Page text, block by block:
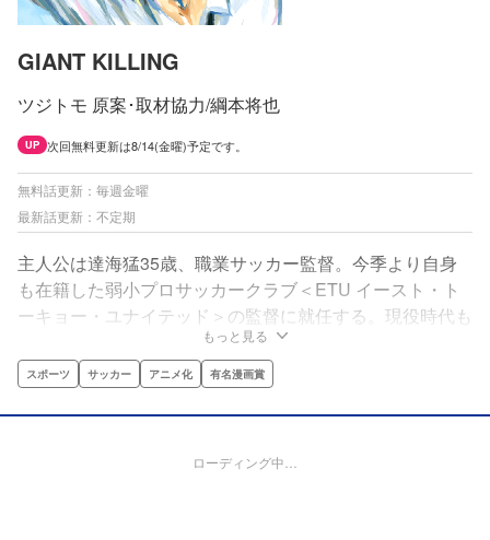
GIANT KILLING
ツジトモ 原案･取材協力/綱本将也
UP 次回無料更新は8/14(金曜)予定です。
無料話更新：毎週金曜
最新話更新：不定期
主人公は達海猛35歳、職業サッカー監督。今季より自身
も在籍した弱小プロサッカークラブ＜ETU イースト・ト
ーキョー・ユナイテッド＞の監督に就任する。現役時代も
監督になってからも、好物は「番狂わせの大物喰い＝ジャ
イアント・キリング」！ ETUの選手、スタッフ、サポ
ーターを巻き込んで、達海の挑戦が始まった。
もっと見る
スポーツ サッカー アニメ化 有名漫画賞
ローディング中…